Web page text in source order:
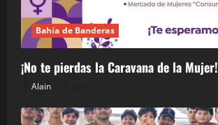
Bahía de Banderas
¡No te pierdas la Caravana de la Mujer!
Alain